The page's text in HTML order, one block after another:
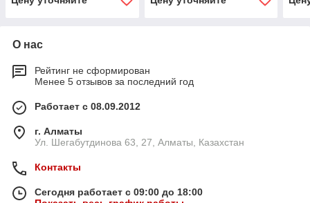
О нас
Рейтинг не сформирован
Менее 5 отзывов за последний год
Работает с 08.09.2012
г. Алматы
Ул. Шегабутдинова 63, 27, Алматы, Казахстан
Контакты
Сегодня работает с 09:00 до 18:00